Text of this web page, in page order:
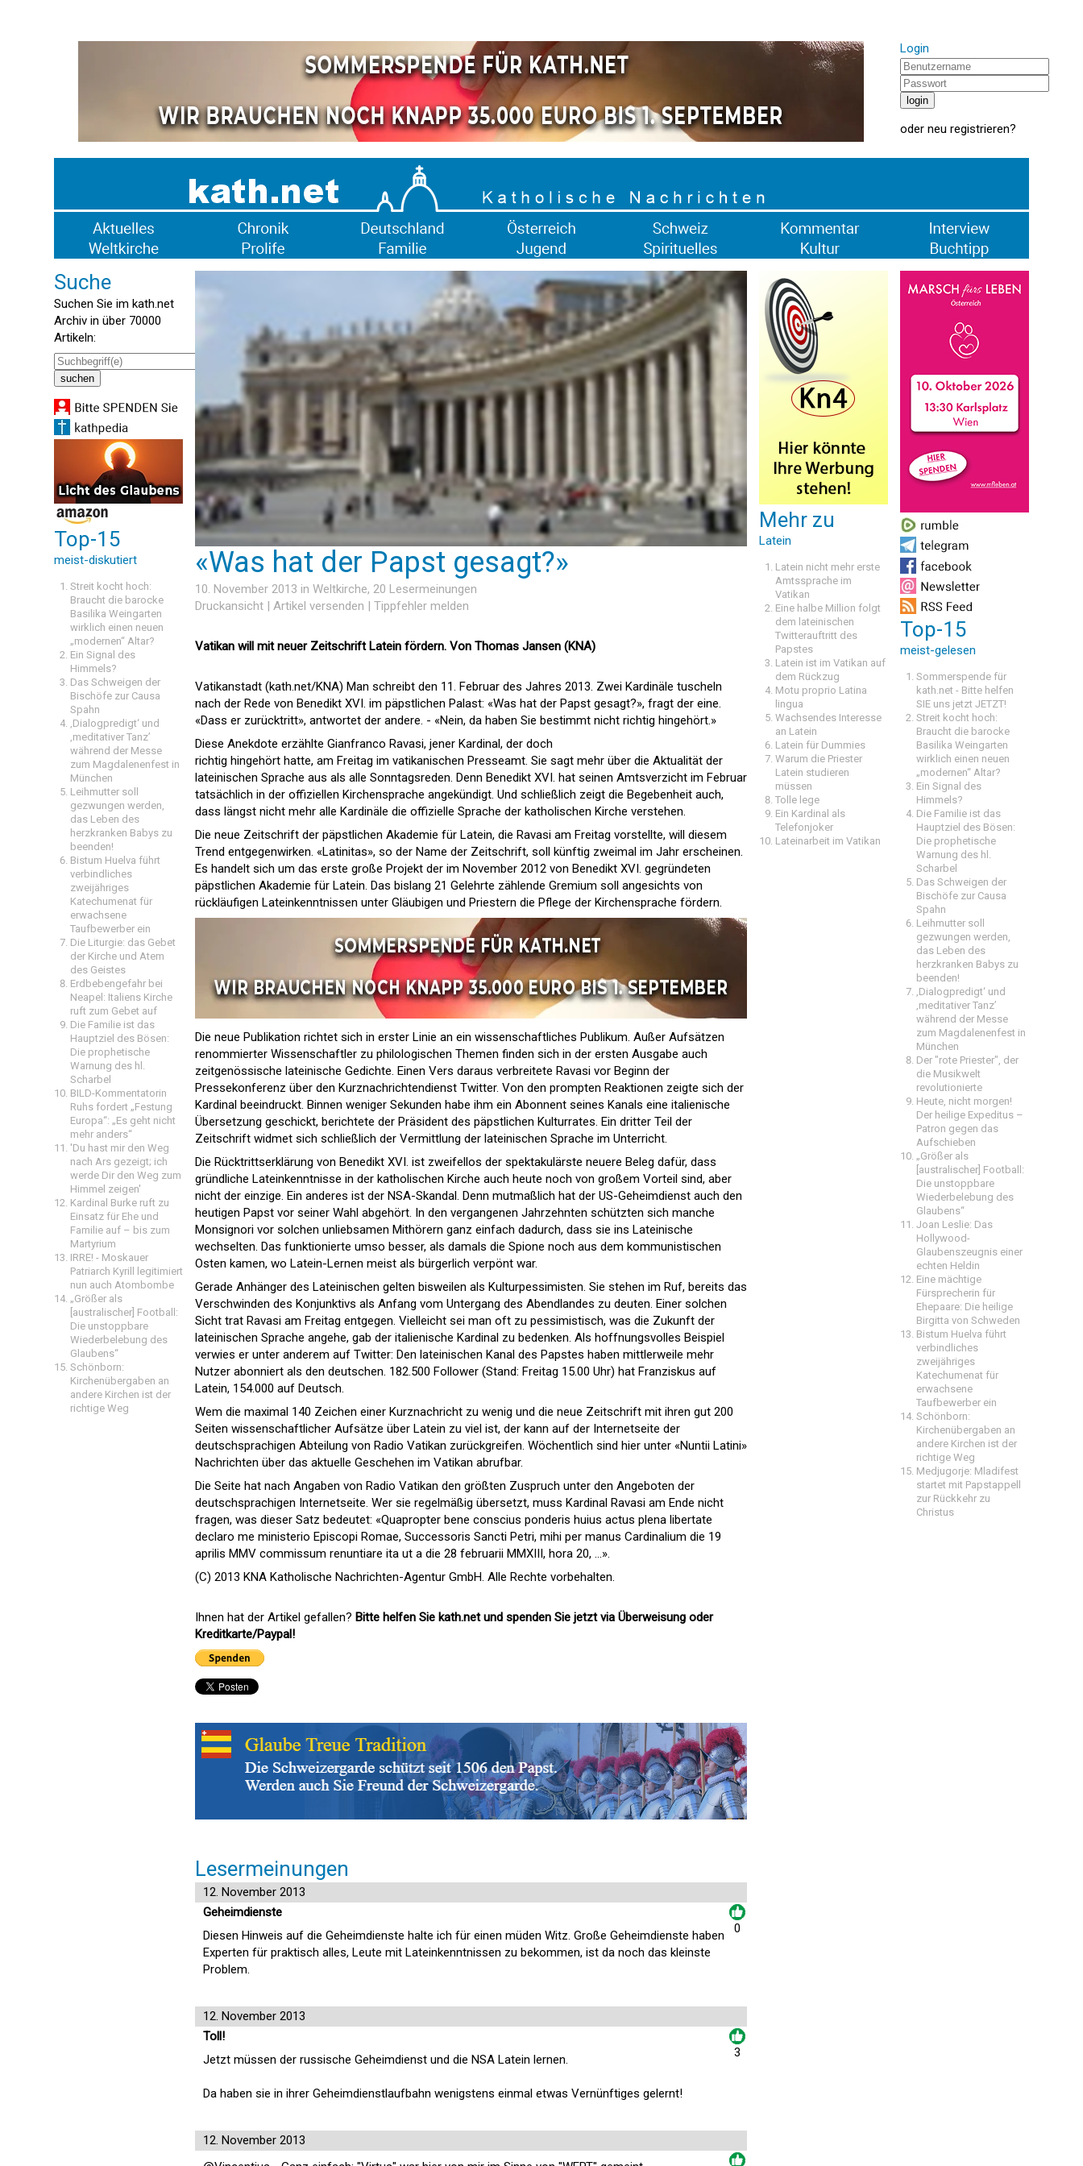
Login
oder neu registrieren?
Suche
Suchen Sie im kath.net
Archiv in über 70000
Artikeln:
Top-15
meist-diskutiert
Streit kocht hoch:
Braucht die barocke
Basilika Weingarten
wirklich einen neuen
„modernen“ Altar?
Ein Signal des
Himmels?
Das Schweigen der
Bischöfe zur Causa
Spahn
‚Dialogpredigt‘ und
‚meditativer Tanz’
während der Messe
zum Magdalenenfest in
München
Leihmutter soll
gezwungen werden,
das Leben des
herzkranken Babys zu
beenden!
Bistum Huelva führt
verbindliches
zweijähriges
Katechumenat für
erwachsene
Taufbewerber ein
Die Liturgie: das Gebet
der Kirche und Atem
des Geistes
Erdbebengefahr bei
Neapel: Italiens Kirche
ruft zum Gebet auf
Die Familie ist das
Hauptziel des Bösen:
Die prophetische
Warnung des hl.
Scharbel
BILD-Kommentatorin
Ruhs fordert „Festung
Europa“: „Es geht nicht
mehr anders“
'Du hast mir den Weg
nach Ars gezeigt; ich
werde Dir den Weg zum
Himmel zeigen'
Kardinal Burke ruft zu
Einsatz für Ehe und
Familie auf – bis zum
Martyrium
IRRE! - Moskauer
Patriarch Kyrill legitimiert
nun auch Atombombe
„Größer als
[australischer] Football:
Die unstoppbare
Wiederbelebung des
Glaubens“
Schönborn:
Kirchenübergaben an
andere Kirchen ist der
richtige Weg
«Was hat der Papst gesagt?»
10. November 2013 in Weltkirche, 20 Lesermeinungen
Druckansicht | Artikel versenden | Tippfehler melden
Vatikan will mit neuer Zeitschrift Latein fördern. Von Thomas Jansen (KNA)
Vatikanstadt (kath.net/KNA) Man schreibt den 11. Februar des Jahres 2013. Zwei Kardinäle tuscheln
nach der Rede von Benedikt XVI. im päpstlichen Palast: «Was hat der Papst gesagt?», fragt der eine.
«Dass er zurücktritt», antwortet der andere. - «Nein, da haben Sie bestimmt nicht richtig hingehört.»
Diese Anekdote erzählte Gianfranco Ravasi, jener Kardinal, der doch
richtig hingehört hatte, am Freitag im vatikanischen Presseamt. Sie sagt mehr über die Aktualität der
lateinischen Sprache aus als alle Sonntagsreden. Denn Benedikt XVI. hat seinen Amtsverzicht im Februar
tatsächlich in der offiziellen Kirchensprache angekündigt. Und schließlich zeigt die Begebenheit auch,
dass längst nicht mehr alle Kardinäle die offizielle Sprache der katholischen Kirche verstehen.
Die neue Zeitschrift der päpstlichen Akademie für Latein, die Ravasi am Freitag vorstellte, will diesem
Trend entgegenwirken. «Latinitas», so der Name der Zeitschrift, soll künftig zweimal im Jahr erscheinen.
Es handelt sich um das erste große Projekt der im November 2012 von Benedikt XVI. gegründeten
päpstlichen Akademie für Latein. Das bislang 21 Gelehrte zählende Gremium soll angesichts von
rückläufigen Lateinkenntnissen unter Gläubigen und Priestern die Pflege der Kirchensprache fördern.
Die neue Publikation richtet sich in erster Linie an ein wissenschaftliches Publikum. Außer Aufsätzen
renommierter Wissenschaftler zu philologischen Themen finden sich in der ersten Ausgabe auch
zeitgenössische lateinische Gedichte. Einen Vers daraus verbreitete Ravasi vor Beginn der
Pressekonferenz über den Kurznachrichtendienst Twitter. Von den prompten Reaktionen zeigte sich der
Kardinal beeindruckt. Binnen weniger Sekunden habe ihm ein Abonnent seines Kanals eine italienische
Übersetzung geschickt, berichtete der Präsident des päpstlichen Kulturrates. Ein dritter Teil der
Zeitschrift widmet sich schließlich der Vermittlung der lateinischen Sprache im Unterricht.
Die Rücktrittserklärung von Benedikt XVI. ist zweifellos der spektakulärste neuere Beleg dafür, dass
gründliche Lateinkenntnisse in der katholischen Kirche auch heute noch von großem Vorteil sind, aber
nicht der einzige. Ein anderes ist der NSA-Skandal. Denn mutmaßlich hat der US-Geheimdienst auch den
heutigen Papst vor seiner Wahl abgehört. In den vergangenen Jahrzehnten schützten sich manche
Monsignori vor solchen unliebsamen Mithörern ganz einfach dadurch, dass sie ins Lateinische
wechselten. Das funktionierte umso besser, als damals die Spione noch aus dem kommunistischen
Osten kamen, wo Latein-Lernen meist als bürgerlich verpönt war.
Gerade Anhänger des Lateinischen gelten bisweilen als Kulturpessimisten. Sie stehen im Ruf, bereits das
Verschwinden des Konjunktivs als Anfang vom Untergang des Abendlandes zu deuten. Einer solchen
Sicht trat Ravasi am Freitag entgegen. Vielleicht sei man oft zu pessimistisch, was die Zukunft der
lateinischen Sprache angehe, gab der italienische Kardinal zu bedenken. Als hoffnungsvolles Beispiel
verwies er unter anderem auf Twitter: Den lateinischen Kanal des Papstes haben mittlerweile mehr
Nutzer abonniert als den deutschen. 182.500 Follower (Stand: Freitag 15.00 Uhr) hat Franziskus auf
Latein, 154.000 auf Deutsch.
Wem die maximal 140 Zeichen einer Kurznachricht zu wenig und die neue Zeitschrift mit ihren gut 200
Seiten wissenschaftlicher Aufsätze über Latein zu viel ist, der kann auf der Internetseite der
deutschsprachigen Abteilung von Radio Vatikan zurückgreifen. Wöchentlich sind hier unter «Nuntii Latini»
Nachrichten über das aktuelle Geschehen im Vatikan abrufbar.
Die Seite hat nach Angaben von Radio Vatikan den größten Zuspruch unter den Angeboten der
deutschsprachigen Internetseite. Wer sie regelmäßig übersetzt, muss Kardinal Ravasi am Ende nicht
fragen, was dieser Satz bedeutet: «Quapropter bene conscius ponderis huius actus plena libertate
declaro me ministerio Episcopi Romae, Successoris Sancti Petri, mihi per manus Cardinalium die 19
aprilis MMV commissum renuntiare ita ut a die 28 februarii MMXIII, hora 20, ...».
(C) 2013 KNA Katholische Nachrichten-Agentur GmbH. Alle Rechte vorbehalten.
Ihnen hat der Artikel gefallen? Bitte helfen Sie kath.net und spenden Sie jetzt via Überweisung oder
Kreditkarte/Paypal!
Lesermeinungen
12. November 2013
Geheimdienste
Diesen Hinweis auf die Geheimdienste halte ich für einen müden Witz. Große Geheimdienste haben
Experten für praktisch alles, Leute mit Lateinkenntnissen zu bekommen, ist da noch das kleinste
Problem.
0
12. November 2013
Toll!
Jetzt müssen der russische Geheimdienst und die NSA Latein lernen.
Da haben sie in ihrer Geheimdienstlaufbahn wenigstens einmal etwas Vernünftiges gelernt!
3
12. November 2013
Mehr zu
Latein
Latein nicht mehr erste
Amtssprache im
Vatikan
Eine halbe Million folgt
dem lateinischen
Twitterauftritt des
Papstes
Latein ist im Vatikan auf
dem Rückzug
Motu proprio Latina
lingua
Wachsendes Interesse
an Latein
Latein für Dummies
Warum die Priester
Latein studieren
müssen
Tolle lege
Ein Kardinal als
Telefonjoker
Lateinarbeit im Vatikan
Top-15
meist-gelesen
Sommerspende für
kath.net - Bitte helfen
SIE uns jetzt JETZT!
Streit kocht hoch:
Braucht die barocke
Basilika Weingarten
wirklich einen neuen
„modernen“ Altar?
Ein Signal des
Himmels?
Die Familie ist das
Hauptziel des Bösen:
Die prophetische
Warnung des hl.
Scharbel
Das Schweigen der
Bischöfe zur Causa
Spahn
Leihmutter soll
gezwungen werden,
das Leben des
herzkranken Babys zu
beenden!
‚Dialogpredigt‘ und
‚meditativer Tanz’
während der Messe
zum Magdalenenfest in
München
Der "rote Priester", der
die Musikwelt
revolutionierte
Heute, nicht morgen!
Der heilige Expeditus –
Patron gegen das
Aufschieben
„Größer als
[australischer] Football:
Die unstoppbare
Wiederbelebung des
Glaubens“
Joan Leslie: Das
Hollywood-
Glaubenszeugnis einer
echten Heldin
Eine mächtige
Fürsprecherin für
Ehepaare: Die heilige
Birgitta von Schweden
Bistum Huelva führt
verbindliches
zweijähriges
Katechumenat für
erwachsene
Taufbewerber ein
Schönborn:
Kirchenübergaben an
andere Kirchen ist der
richtige Weg
Medjugorje: Mladifest
startet mit Papstappell
zur Rückkehr zu
Christus